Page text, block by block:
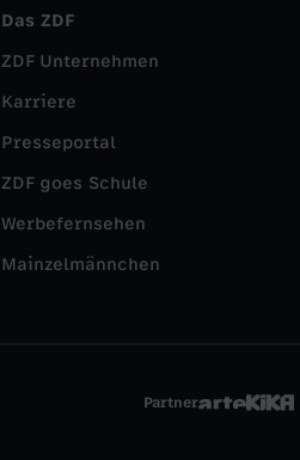
Das ZDF
ZDF Unternehmen
Karriere
Presseportal
ZDF goes Schule
Werbefernsehen
Mainzelmännchen
Partner